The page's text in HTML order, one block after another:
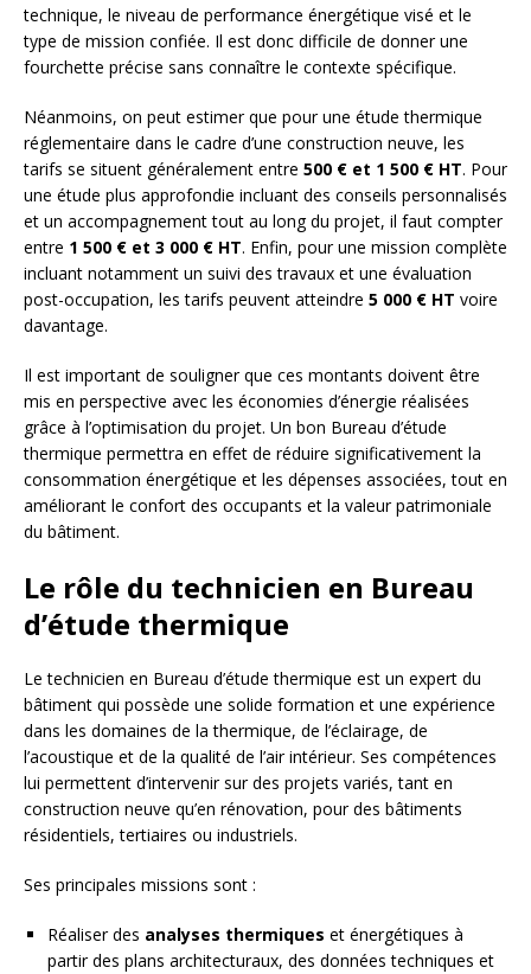
technique, le niveau de performance énergétique visé et le
type de mission confiée. Il est donc difficile de donner une
fourchette précise sans connaître le contexte spécifique.
Néanmoins, on peut estimer que pour une étude thermique
réglementaire dans le cadre d’une construction neuve, les
tarifs se situent généralement entre 500 € et 1 500 € HT. Pour
une étude plus approfondie incluant des conseils personnalisés
et un accompagnement tout au long du projet, il faut compter
entre 1 500 € et 3 000 € HT. Enfin, pour une mission complète
incluant notamment un suivi des travaux et une évaluation
post-occupation, les tarifs peuvent atteindre 5 000 € HT voire
davantage.
Il est important de souligner que ces montants doivent être
mis en perspective avec les économies d’énergie réalisées
grâce à l’optimisation du projet. Un bon Bureau d’étude
thermique permettra en effet de réduire significativement la
consommation énergétique et les dépenses associées, tout en
améliorant le confort des occupants et la valeur patrimoniale
du bâtiment.
Le rôle du technicien en Bureau
d’étude thermique
Le technicien en Bureau d’étude thermique est un expert du
bâtiment qui possède une solide formation et une expérience
dans les domaines de la thermique, de l’éclairage, de
l’acoustique et de la qualité de l’air intérieur. Ses compétences
lui permettent d’intervenir sur des projets variés, tant en
construction neuve qu’en rénovation, pour des bâtiments
résidentiels, tertiaires ou industriels.
Ses principales missions sont :
Réaliser des analyses thermiques et énergétiques à
partir des plans architecturaux, des données techniques et